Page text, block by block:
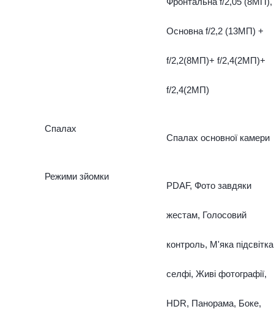
Основна f/2,2 (13МП) +
f/2,2(8МП)+ f/2,4(2МП)+
f/2,4(2МП)
Спалах
Спалах основної камери
Режими зйомки
PDAF, Фото завдяки
жестам, Голосовий
контроль, М'яка підсвітка
селфі, Живі фотографії,
HDR, Панорама, Боке,